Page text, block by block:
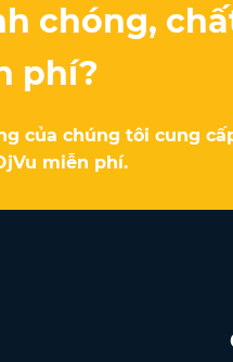
chóng,
phí?
của chúng tôi cung
miễn phí.